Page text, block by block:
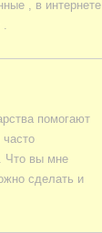
, в интернете
помогают
Что вы мне
сделать и